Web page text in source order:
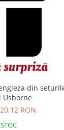
din
Usborne
20,12 RON